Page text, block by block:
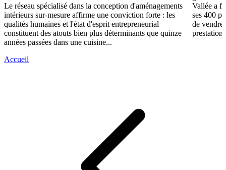
Le réseau spécialisé dans la conception d'aménagements
intérieurs sur-mesure affirme une conviction forte : les
qualités humaines et l'état d'esprit entrepreneurial
constituent des atouts bien plus déterminants que quinze
années passées dans une cuisine...
Vallée a
ses 400
de vendre
Accueil